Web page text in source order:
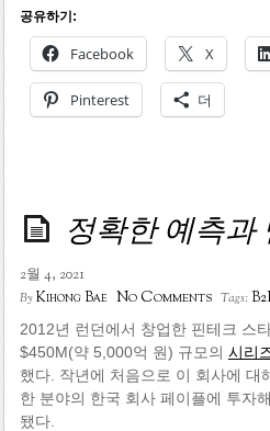
공유하기:
Facebook X
Pinterest 더
정확한 예측과
2월 4, 2021
ByKihong Bae No Comments Tags:
2012년 런던에서 창업한 핀테크 스
$450M(약 5,000억 원) 규모의 시리
했다. 작년에 처음으로 이 회사에 대
한 분야의 한국 회사 페이플에 투자
됐다.